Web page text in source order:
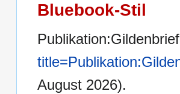
Bluebook-Stil
August 2026).